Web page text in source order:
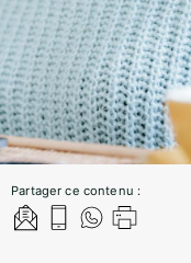
Partager ce contenu :